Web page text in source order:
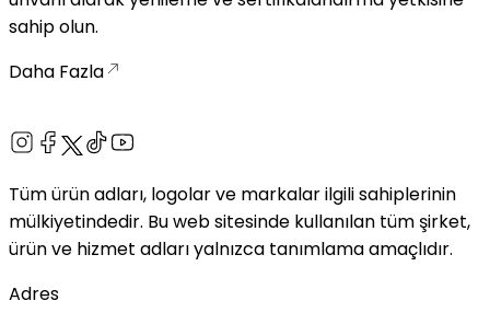
sahip olun.
Daha Fazla
Tüm ürün adları, logolar ve markalar ilgili sahiplerinin
mülkiyetindedir. Bu web sitesinde kullanılan tüm şirket,
ürün ve hizmet adları yalnızca tanımlama amaçlıdır.
Adres